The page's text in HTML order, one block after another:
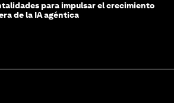
para impulsar el crecimiento
de la IA agéntica